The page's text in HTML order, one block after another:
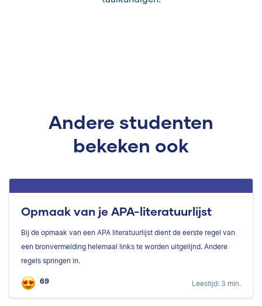
Andere studenten
bekeken ook
Opmaak van je APA-literatuurlijst
Bij de opmaak van een APA literatuurlijst dient de eerste regel van
een bronvermelding helemaal links te worden uitgelijnd. Andere
regels springen in.
69 Leestijd: 3 min.